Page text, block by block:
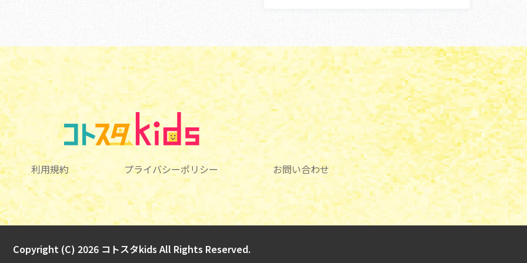
利用規約 プライバシーポリシー お問い合わせ
Copyright (C) 2026 コトスタkids All Rights Reserved.